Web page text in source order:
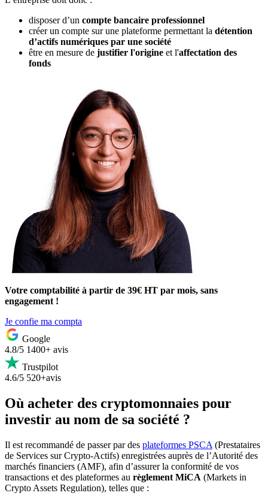
disposer d’un compte bancaire professionnel
créer un compte sur une plateforme permettant la détention
d’actifs numériques par une société
être en mesure de justifier l'origine et l'affectation des
fonds
Votre comptabilité à partir de 39€ HT par mois, sans
engagement !
Je confie ma compta
Google
4.8/5 1400+ avis
Trustpilot
4.6/5 520+avis
Où acheter des cryptomonnaies pour
investir au nom de sa société ?
Il est recommandé de passer par des plateformes PSCA (Prestataires
de Services sur Crypto-Actifs) enregistrées auprès de l’Autorité des
marchés financiers (AMF), afin d’assurer la conformité de vos
transactions et des plateformes au règlement MiCA (Markets in
Crypto Assets Regulation), telles que :